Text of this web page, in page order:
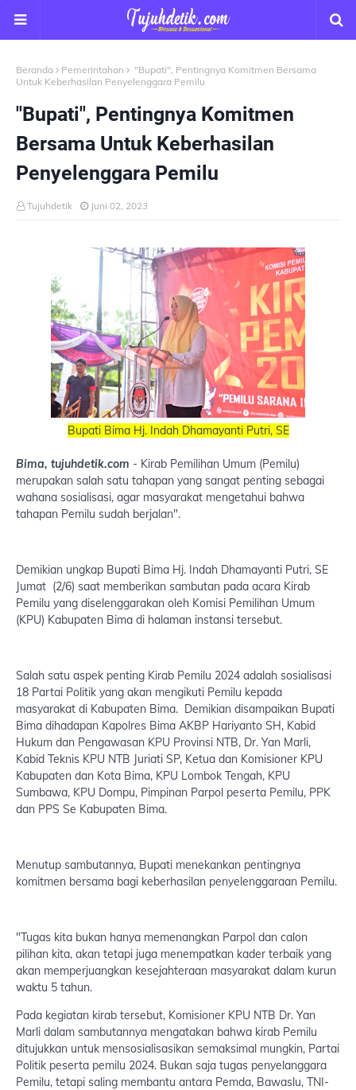
Beranda Pemerintahan
"Bupati", Pentingnya Komitmen Bersama
Untuk Keberhasilan Penyelenggara Pemilu
"Bupati", Pentingnya Komitmen
Bersama Untuk Keberhasilan
Penyelenggara Pemilu
Tujuhdetik Juni 02, 2023
Bupati Bima Hj. Indah Dhamayanti Putri, SE
Bima, tujuhdetik.com - Kirab Pemilihan Umum (Pemilu)
merupakan salah satu tahapan yang sangat penting sebagai
wahana sosialisasi, agar masyarakat mengetahui bahwa
tahapan Pemilu sudah berjalan".
Demikian ungkap Bupati Bima Hj. Indah Dhamayanti Putri, SE
Jumat (2/6) saat memberikan sambutan pada acara Kirab
Pemilu yang diselenggarakan oleh Komisi Pemilihan Umum
(KPU) Kabupaten Bima di halaman instansi tersebut.
Salah satu aspek penting Kirab Pemilu 2024 adalah sosialisasi
18 Partai Politik yang akan mengikuti Pemilu kepada
masyarakat di Kabupaten Bima. Demikian disampaikan Bupati
Bima dihadapan Kapolres Bima AKBP Hariyanto SH, Kabid
Hukum dan Pengawasan KPU Provinsi NTB, Dr. Yan Marli,
Kabid Teknis KPU NTB Juriati SP, Ketua dan Komisioner KPU
Kabupaten dan Kota Bima, KPU Lombok Tengah, KPU
Sumbawa, KPU Dompu, Pimpinan Parpol peserta Pemilu, PPK
dan PPS Se Kabupaten Bima.
Menutup sambutannya, Bupati menekankan pentingnya
komitmen bersama bagi keberhasilan penyelenggaraan Pemilu.
"Tugas kita bukan hanya memenangkan Parpol dan calon
pilihan kita, akan tetapi juga menempatkan kader terbaik yang
akan memperjuangkan kesejahteraan masyarakat dalam kurun
waktu 5 tahun.
Pada kegiatan kirab tersebut, Komisioner KPU NTB Dr. Yan
Marli dalam sambutannya mengatakan bahwa kirab Pemilu
ditujukkan untuk mensosialisasikan semaksimal mungkin, Partai
Politik peserta pemilu 2024. Bukan saja tugas penyelanggara
Pemilu, tetapi saling membantu antara Pemda, Bawaslu, TNI-